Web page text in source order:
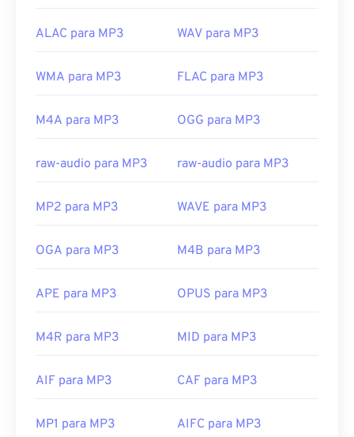
ALAC para MP3 WAV para MP3
WMA para MP3 FLAC para MP3
M4A para MP3 OGG para MP3
raw-audio para MP3 raw-audio para MP3
MP2 para MP3 WAVE para MP3
OGA para MP3 M4B para MP3
APE para MP3 OPUS para MP3
M4R para MP3 MID para MP3
AIF para MP3 CAF para MP3
MP1 para MP3 AIFC para MP3